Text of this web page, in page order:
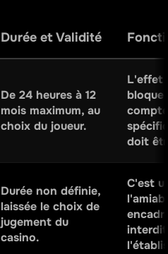
Durée et Validité
De 24 heures à 12
mois maximum, au
choix du joueur.
L'effet
bloque
doit
Durée non définie,
laissée le choix de
jugement du
casino.
C'est
interdit